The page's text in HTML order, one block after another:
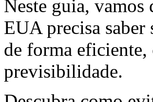
Neste guia, vamos
EUA precisa
de forma eficiente,
previsibilidade.